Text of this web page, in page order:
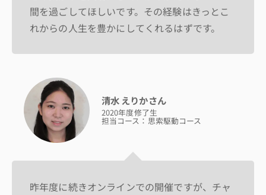
間を過ごしてほしいです。その経験はきっとこ
れからの人生を豊かにしてくれるはずです。
清水 えりかさん
2020年度修了生
担当コース：思索駆動コース
昨年度に続きオンラインでの開催ですが、チャ